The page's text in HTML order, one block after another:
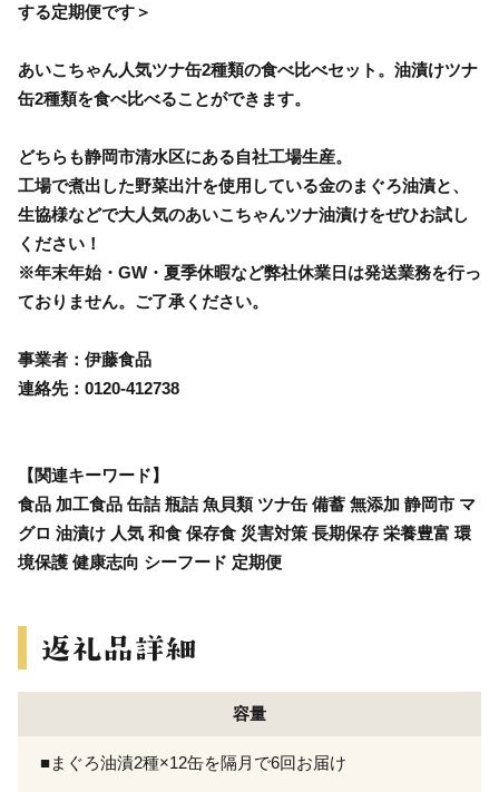
する定期便です＞
あいこちゃん人気ツナ缶2種類の食べ比べセット。油漬けツナ
缶2種類を食べ比べることができます。
どちらも静岡市清水区にある自社工場生産。
工場で煮出した野菜出汁を使用している金のまぐろ油漬と、
生協様などで大人気のあいこちゃんツナ油漬けをぜひお試し
ください！
※年末年始・GW・夏季休暇など弊社休業日は発送業務を行っ
ておりません。ご了承ください。
事業者：伊藤食品
連絡先：0120-412738
【関連キーワード】
食品 加工食品 缶詰 瓶詰 魚貝類 ツナ缶 備蓄 無添加 静岡市 マ
グロ 油漬け 人気 和食 保存食 災害対策 長期保存 栄養豊富 環
境保護 健康志向 シーフード 定期便
容量
■まぐろ油漬2種×12缶を隔月で6回お届け